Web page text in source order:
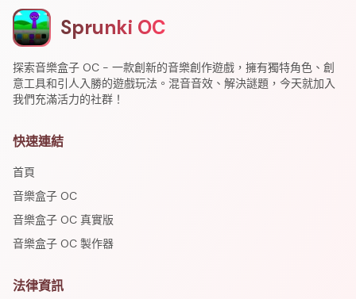
Sprunki OC
探索音樂盒子 OC - 一款創新的音樂創作遊戲，擁有獨特角色、創
意工具和引人入勝的遊戲玩法。混音音效、解決謎題，今天就加入
我們充滿活力的社群！
快速連結
首頁
音樂盒子 OC
音樂盒子 OC 真實版
音樂盒子 OC 製作器
法律資訊